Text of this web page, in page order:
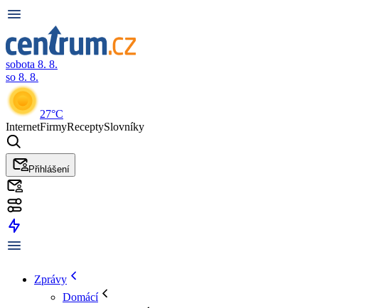
sobota 8. 8.
so 8. 8.
27°C
InternetFirmyReceptySlovníky
Přihlášení
Zprávy
Domácí